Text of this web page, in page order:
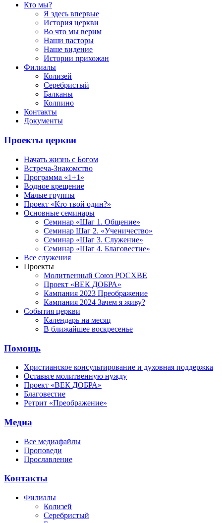
Кто мы?
Я здесь впервые
История церкви
Во что мы верим
Наши пасторы
Наше видение
Истории прихожан
Филиалы
Колизей
Серебристый
Балканы
Колпино
Контакты
Документы
Проекты церкви
Начать жизнь с Богом
Встреча-Знакомство
Программа «1+1»
Водное крещение
Малые группы
Проект «Кто твой один?»
Основные семинары
Семинар «Шаг 1. Общение»
Семинар Шаг 2. «Ученичество»
Семинар «Шаг 3. Служение»
Семинар «Шаг 4. Благовестие»
Все служения
Проекты
Молитвенный Союз РОСХВЕ
Проект «ВЕК ДОБРА»
Кампания 2023 Преображение
Кампания 2024 Зачем я живу?
События церкви
Календарь на месяц
В ближайшее воскресенье
Помощь
Христианское консультирование и духовная поддержка
Оставьте молитвенную нужду
Проект «ВЕК ДОБРА»
Благовестие
Ретрит «Преображение»
Медиа
Все медиафайлы
Проповеди
Прославление
Контакты
Филиалы
Колизей
Серебристый